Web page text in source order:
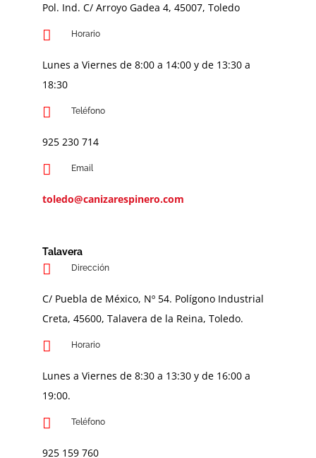
Pol. Ind. C/ Arroyo Gadea 4, 45007, Toledo
Horario
Lunes a Viernes de 8:00 a 14:00 y de 13:30 a
18:30
Teléfono
925 230 714
Email
toledo@canizarespinero.com
Talavera
Dirección
C/ Puebla de México, Nº 54. Polígono Industrial
Creta, 45600, Talavera de la Reina, Toledo.
Horario
Lunes a Viernes de 8:30 a 13:30 y de 16:00 a
19:00.
Teléfono
925 159 760